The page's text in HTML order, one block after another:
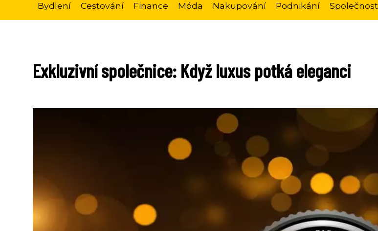
Bydlení Cestování Finance Móda Nakupování Podnikání Společnost
Exkluzivní společnice: Když luxus potká eleganci